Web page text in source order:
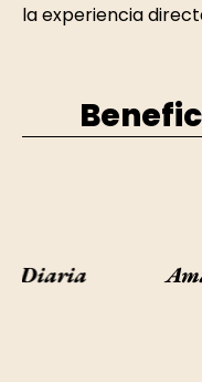
la experiencia
Amarte tan